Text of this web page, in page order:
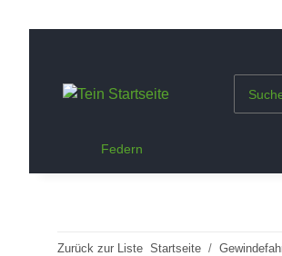
Federn
Zurück zur Liste Startseite